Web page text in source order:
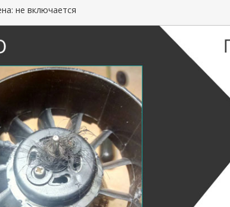
не включается